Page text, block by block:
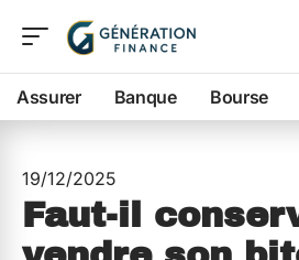
Assurer Banque Bourse
19/12/2025
Faut-il